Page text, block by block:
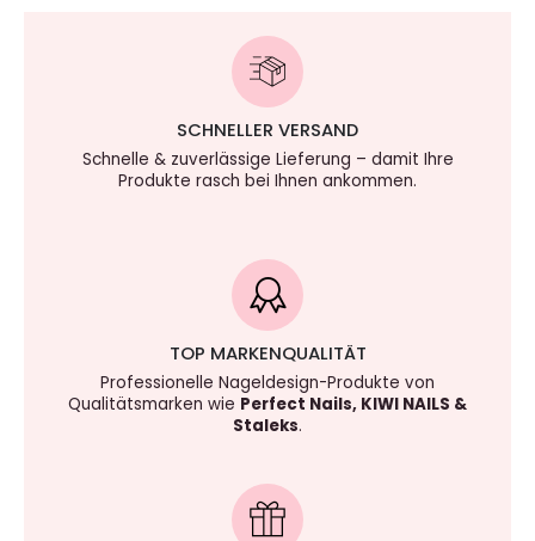
SCHNELLER VERSAND
Schnelle & zuverlässige Lieferung – damit Ihre
Produkte rasch bei Ihnen ankommen.
TOP MARKENQUALITÄT
Professionelle Nageldesign-Produkte von
Qualitätsmarken wie Perfect Nails, KIWI NAILS &
Staleks.